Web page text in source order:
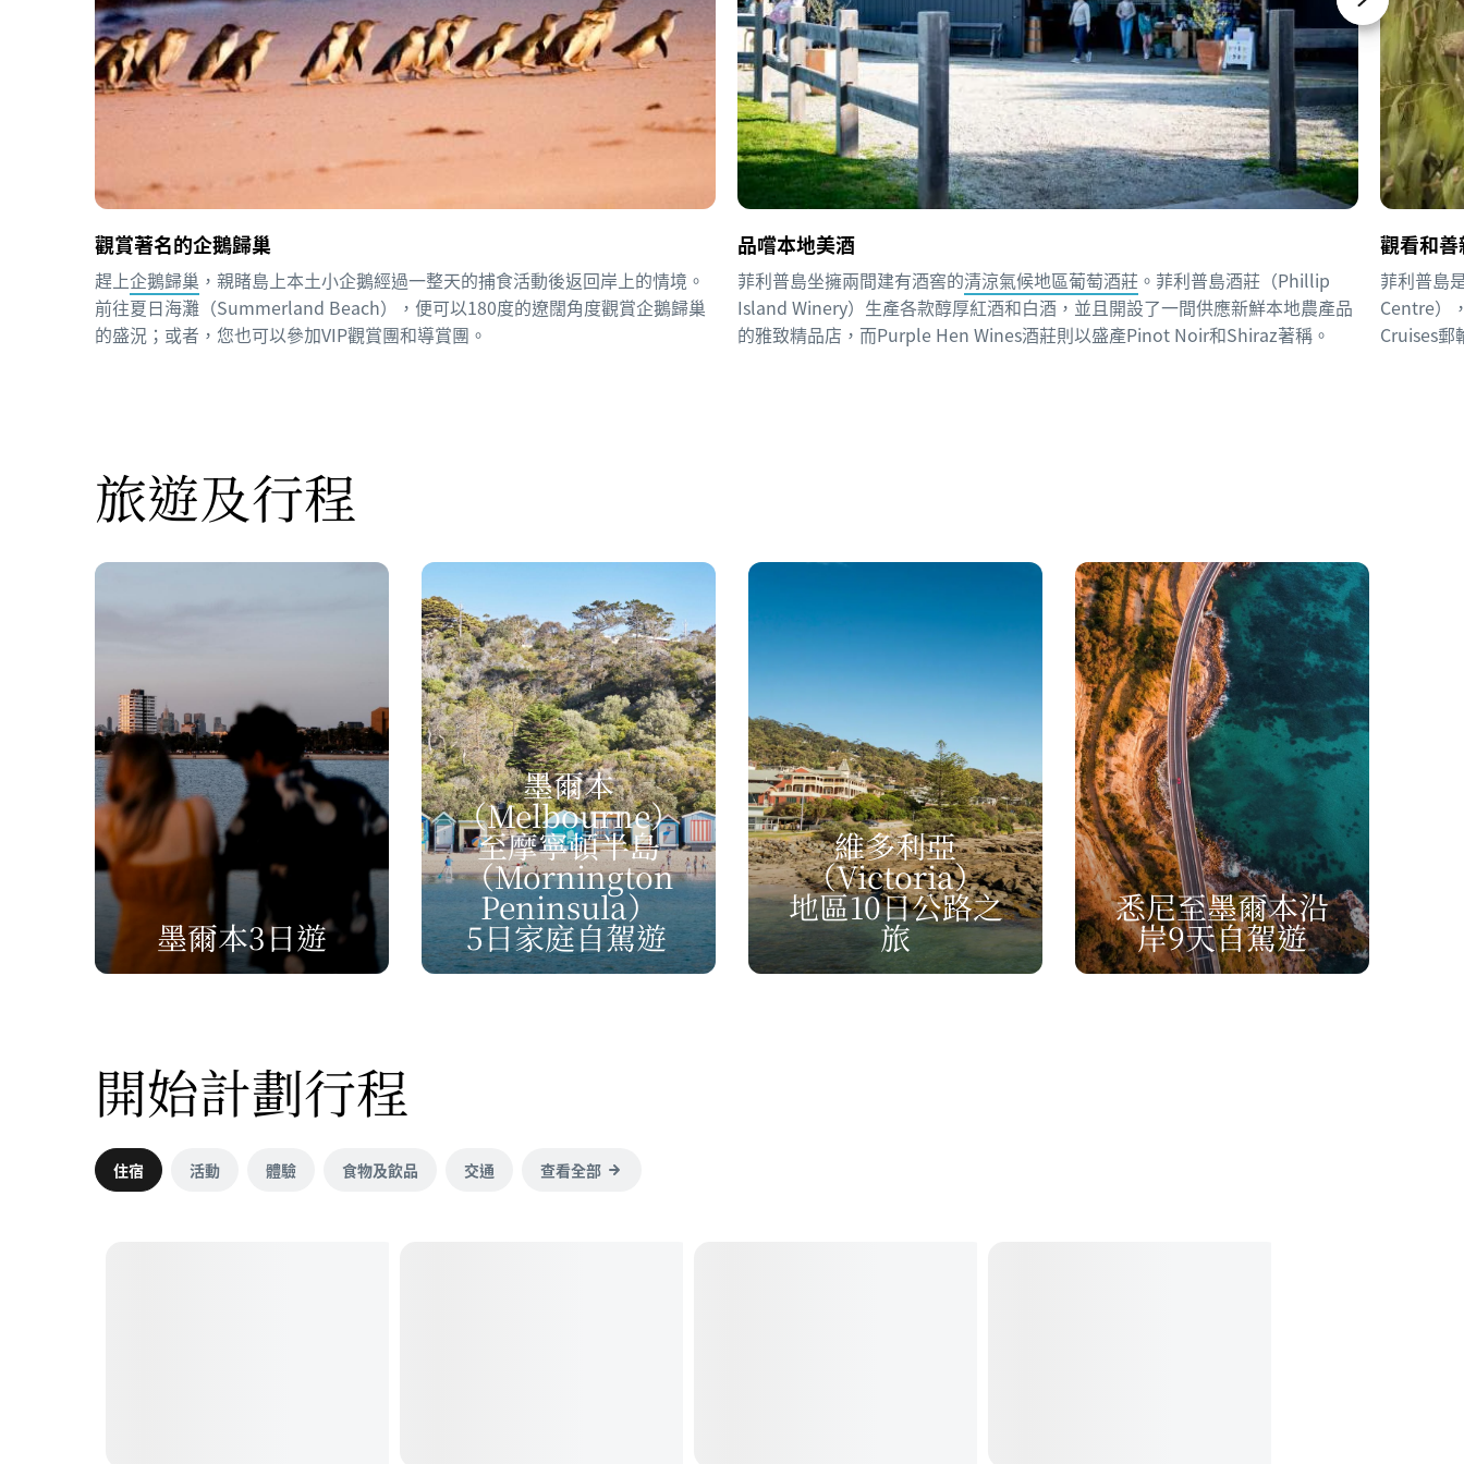
觀賞著名的企鵝歸巢
趕上企鵝歸巢 ，親睹島上本土小企鵝經過一整天的捕食活動後返回岸上的情境。
前往夏日海灘（Summerland Beach），便可以180度的遼闊角度觀賞企鵝歸巢
的盛況；或者，您也可以參加VIP觀賞團和導賞團。
品嚐本地美酒
菲利普島坐擁兩間建有酒窖的清涼氣候地區葡萄酒莊 。菲利普島酒莊（Phillip
Island Winery）生產各款醇厚紅酒和白酒，並且開設了一間供應新鮮本地農產品
的雅致精品店，而Purple Hen Wines酒莊則以盛產Pinot Noir和Shiraz著稱。
觀看和
菲利普島
Centre）
Cruises郵
旅遊及行程
墨爾本3日遊
墨爾本
（Melbourne）
至摩寧頓半島
（Mornington
Peninsula）
5日家庭自駕遊
維多利亞
（Victoria）
地區10日公路之
旅
悉尼至墨爾本沿
岸9天自駕遊
開始計劃行程
住宿 活動 體驗 食物及飲品 交通 查看全部